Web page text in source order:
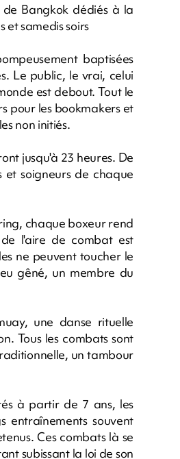
Bangkok dédiés à la
et samedis soirs
baptisées
Le public, le vrai, celui
est debout. Tout le
pour les bookmakers et
non initiés.
jusqu'à 23 heures. De
soigneurs de chaque
chaque boxeur rend
l'aire de combat est
ne peuvent toucher le
gêné, un membre du
une danse rituelle
Tous les combats sont
un tambour
à partir de 7 ans, les
entraînements souvent
Ces combats là se
subissant la loi de son